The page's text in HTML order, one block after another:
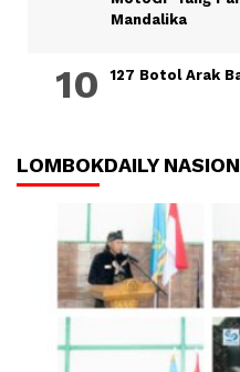
Mandalika
127 Botol Arak
LOMBOKDAILY